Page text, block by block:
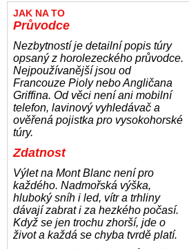
JAK NA TO
Průvodce
Nezbytností je detailní popis túry
opsaný z horolezeckého průvodce.
Nejpoužívanější jsou od
Francouze Pioly nebo Angličana
Griffina. Od věci není ani mobilní
telefon, lavinový vyhledávač a
ověřená pojistka pro vysokohorské
túry.
Zdatnost
Výlet na Mont Blanc není pro
každého. Nadmořská výška,
hluboký sníh i led, vítr a trhliny
dávají zabrat i za hezkého počasí.
Když se jen trochu zhorší, jde o
život a každá se chyba tvrdě platí.